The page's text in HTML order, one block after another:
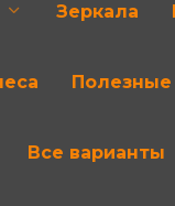
Зеркала
Полезные
Все варианты